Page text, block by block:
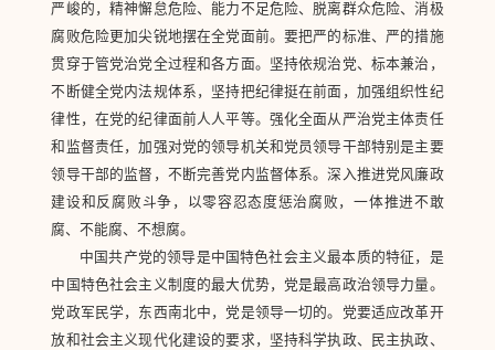
严峻的，精神懈怠危险、能力不足危险、脱离群众危险、消极
腐败危险更加尖锐地摆在全党面前。要把严的标准、严的措施
贯穿于管党治党全过程和各方面。坚持依规治党、标本兼治，
不断健全党内法规体系，坚持把纪律挺在前面，加强组织性纪
律性，在党的纪律面前人人平等。强化全面从严治党主体责任
和监督责任，加强对党的领导机关和党员领导干部特别是主要
领导干部的监督，不断完善党内监督体系。深入推进党风廉政
建设和反腐败斗争，以零容忍态度惩治腐败，一体推进不敢
腐、不能腐、不想腐。
中国共产党的领导是中国特色社会主义最本质的特征，是
中国特色社会主义制度的最大优势，党是最高政治领导力量。
党政军民学，东西南北中，党是领导一切的。党要适应改革开
放和社会主义现代化建设的要求，坚持科学执政、民主执政、